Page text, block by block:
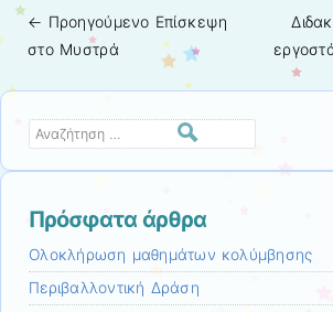
Πλοήγηση άρθρων
← Προηγούμενo Επίσκεψη
στο Μυστρά
Αναζήτηση
Πρόσφατα άρθρα
Ολοκλήρωση μαθημάτων κολύμβησης
Περιβαλλοντική Δράση